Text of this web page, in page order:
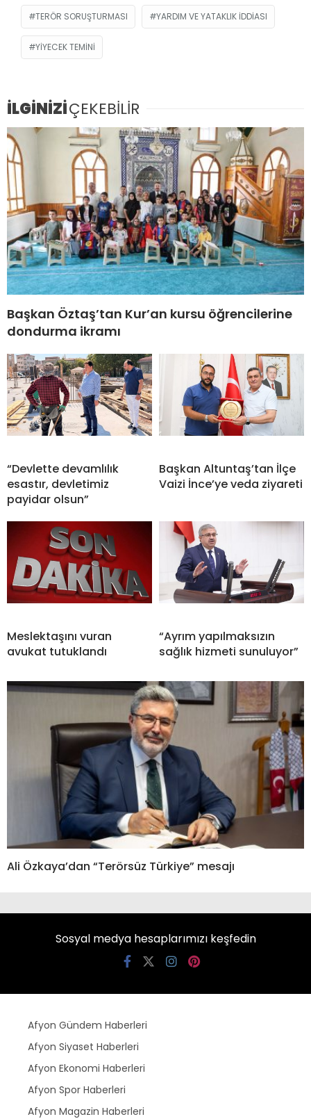
TERÖR SORUŞTURMASI YARDIM VE YATAKLIK IDDIASI
YIYECEK TEMINI
İLGİNİZİÇEKEBİLİR
Başkan Öztaş’tan Kur’an kursu öğrencilerine
dondurma ikramı
“Devlette devamlılık
esastır, devletimiz
payidar olsun”
Başkan Altuntaş’tan İlçe
Vaizi İnce’ye veda ziyareti
Meslektaşını vuran
avukat tutuklandı
“Ayrım yapılmaksızın
sağlık hizmeti sunuluyor”
Ali Özkaya’dan “Terörsüz Türkiye” mesajı
Sosyal medya hesaplarımızı keşfedin
Afyon Gündem Haberleri
Afyon Siyaset Haberleri
Afyon Ekonomi Haberleri
Afyon Spor Haberleri
Afyon Magazin Haberleri